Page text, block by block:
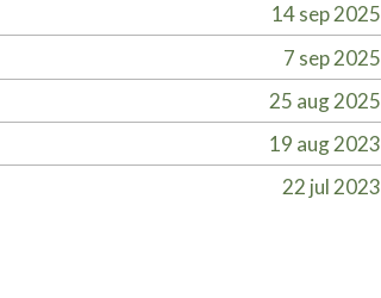
14 sep 2025
7 sep 2025
25 aug 2025
19 aug 2023
22 jul 2023